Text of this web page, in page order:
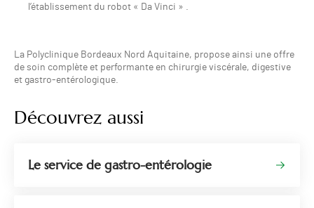
l’établissement du robot « Da Vinci » .
La Polyclinique Bordeaux Nord Aquitaine, propose ainsi une offre
de soin complète et performante en chirurgie viscérale, digestive
et gastro-entérologique.
Découvrez aussi
Le service de gastro-entérologie